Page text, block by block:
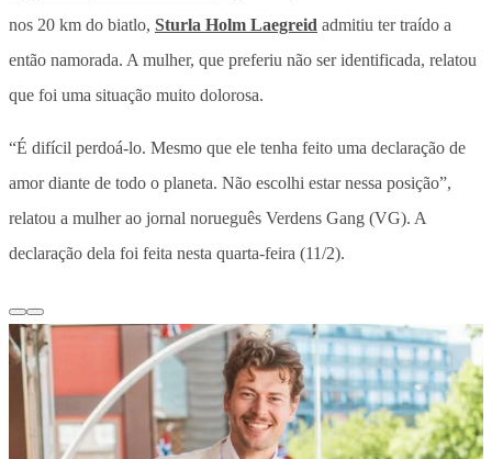
nos 20 km do biatlo, Sturla Holm Laegreid admitiu ter traído a
então namorada. A mulher, que preferiu não ser identificada, relatou
que foi uma situação muito dolorosa.
“É difícil perdoá-lo. Mesmo que ele tenha feito uma declaração de
amor diante de todo o planeta. Não escolhi estar nessa posição”,
relatou a mulher ao jornal norueguês Verdens Gang (VG). A
declaração dela foi feita nesta quarta-feira (11/2).